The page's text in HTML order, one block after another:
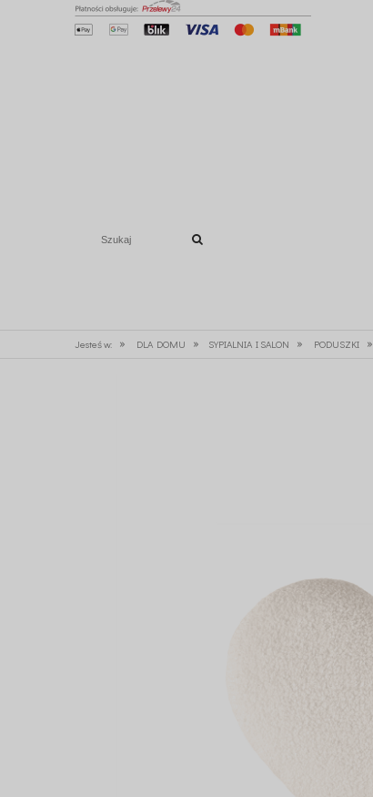
Jesteś w: » DLA DOMU » SYPIALNIA I SALON » PODUSZKI »